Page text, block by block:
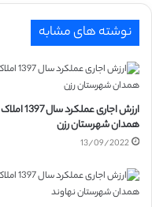
نوشته های مشابه
ارزش اجاری عملکرد سال 1397 املاک
همدان شهرستان رزن
13/09/2022